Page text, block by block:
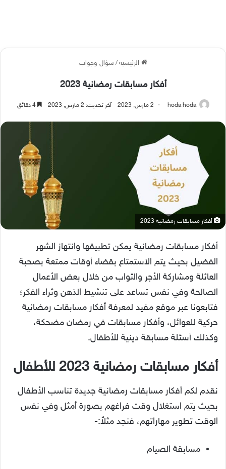
الرئيسية / سؤال وجواب
أفكار مسابقات رمضانية 2023
hoda hoda 2 مارس, 2023 آخر تحديث: 2 مارس, 2023 4 دقائق
أفكار مسابقات رمضانية 2023
أفكار مسابقات رمضانية يمكن تطبيقها وانتهاز الشهر
الفضيل بحيث يتم الاستمتاع بقضاء أوقات ممتعة بصحبة
العائلة ومشاركة الأجر والثواب من خلال بعض الأعمال
الصالحة وفي نفس تساعد على تنشيط الذهن وثراء الفكر؛
فتابعونا عبر موقع مفيد لمعرفة أفكار مسابقات رمضانية
حركية للعوائل، وأفكار مسابقات في رمضان مضحكة،
وكذلك أسئلة مسابقة دينية للأطفال.
أفكار مسابقات رمضانية 2023 للأطفال
نقدم لكم أفكار مسابقات رمضانية جديدة تناسب الأطفال
بحيث يتم استغلال وقت فراغهم بصورة أمثل وفي نفس
الوقت تطوير مهاراتهم، فنجد مثلاً:-
مسابقة الصيام